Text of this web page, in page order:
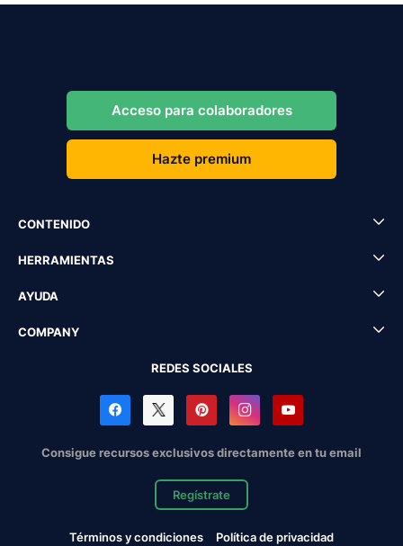
Acceso para colaboradores
Hazte premium
CONTENIDO
HERRAMIENTAS
AYUDA
COMPANY
REDES SOCIALES
Consigue recursos exclusivos directamente en tu email
Regístrate
Términos y condiciones Política de privacidad